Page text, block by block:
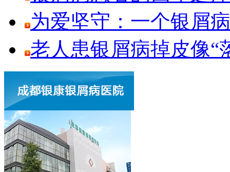
为爱坚守：一个银屑
老人患银屑病掉皮像“